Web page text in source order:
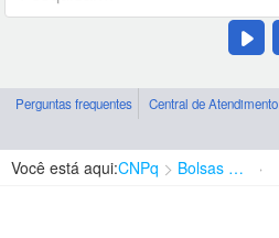
Perguntas frequentes Central de Atendimento
Você está aqui:CNPq Bolsas e Auxílios Vigentes